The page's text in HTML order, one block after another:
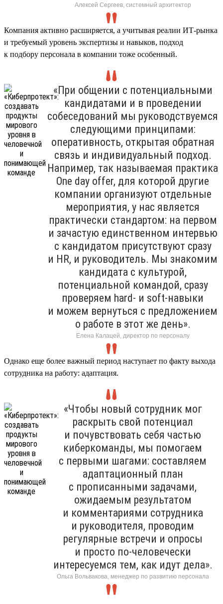
Алексей Сергеев, системный архитектор
Компания активно расширяется, а учитывая реалии ИТ-рынка
и требуемый уровень экспертизы и навыков, подход
к подбору персонала в компании тоже особенный.
«При общении с потенциальными
кандидатами и в проведении
собеседований мы руководствуемся
следующими принципами:
оперативность, открытая обратная
связь и индивидуальный подход.
Например, так называемая практика
One day offer, для которой другие
компании организуют отдельные
мероприятия, у нас является
практически стандартом: на первом
и зачастую единственном интервью
с кандидатом присутствуют сразу
и HR, и руководитель. Мы знакомим
кандидата с культурой,
потенциальной командой, сразу
проверяем hard- и soft-навыки
и можем вернуться с предложением
о работе в этот же день».
Елена Калацей, директор по персоналу
Однако еще более важный период наступает по факту выхода
сотрудника на работу: адаптация.
«Чтобы новый сотрудник мог
раскрыть свой потенциал
и почувствовать себя частью
киберкоманды, мы помогаем
с первыми шагами: составляем
адаптационный план
с прописанными задачами,
ожидаемым результатом
и комментариями сотрудника
и руководителя, проводим
регулярные встречи и опросы
и просто по-человечески
интересуемся тем, как идут дела».
Ольга Вольвакова, менеджер по развитию персонала